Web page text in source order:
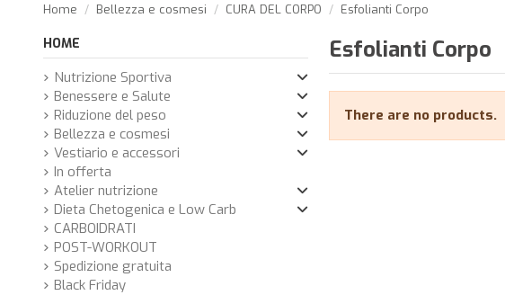
Home Bellezza e cosmesi CURA DEL CORPO Esfolianti Corpo
Esfolianti Corpo
There are no products.
HOME
Nutrizione Sportiva
Benessere e Salute
Riduzione del peso
Bellezza e cosmesi
Vestiario e accessori
In offerta
Atelier nutrizione
Dieta Chetogenica e Low Carb
CARBOIDRATI
POST-WORKOUT
Spedizione gratuita
Black Friday